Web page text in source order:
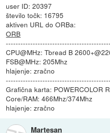
user ID: 20397
število točk: 16795
aktiven URL do ORBa:
ORB
CPU@MHz: Tbread B
FSB@MHz: 205Mhz
hlajenje: zračno
Grafična karta: POWERCOLOR
Core/RAM: 466Mhz/374Mhz
hlajenje: zračno
Martesan